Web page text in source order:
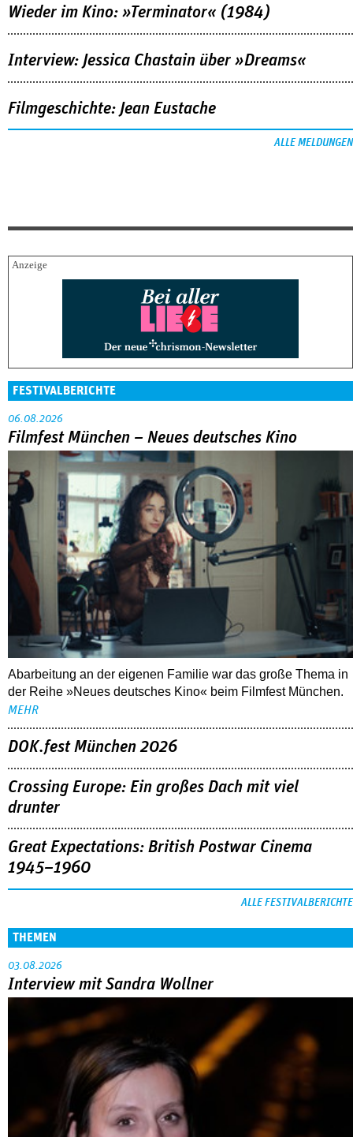
Wieder im Kino: »Terminator« (1984)
Interview: Jessica Chastain über »Dreams«
Filmgeschichte: Jean Eustache
ALLE MELDUNGEN
FESTIVALBERICHTE
06.08.2026
Filmfest München – Neues deutsches Kino
Abarbeitung an der eigenen Familie war das große Thema in
der Reihe »Neues deutsches Kino« beim Filmfest München.
MEHR
DOK.fest München 2026
Crossing Europe: Ein großes Dach mit viel
drunter
Great Expectations: British Postwar Cinema
1945–1960
ALLE FESTIVALBERICHTE
THEMEN
03.08.2026
Interview mit Sandra Wollner